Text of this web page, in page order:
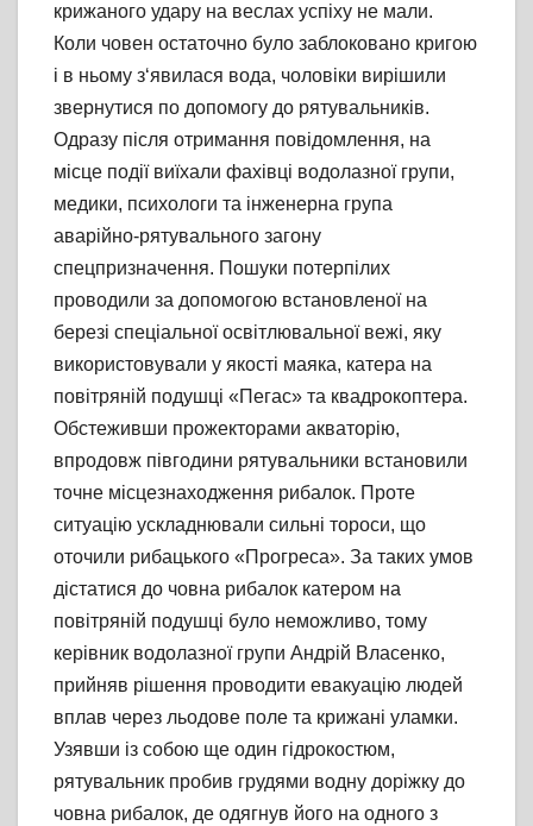
крижаного удару на веслах успіху не мали.
Коли човен остаточно було заблоковано кригою
і в ньому з‘явилася вода, чоловіки вирішили
звернутися по допомогу до рятувальників.
Одразу після отримання повідомлення, на
місце події виїхали фахівці водолазної групи,
медики, психологи та інженерна група
аварійно-рятувального загону
спецпризначення. Пошуки потерпілих
проводили за допомогою встановленої на
березі спеціальної освітлювальної вежі, яку
використовували у якості маяка, катера на
повітряній подушці «Пегас» та квадрокоптера.
Обстеживши прожекторами акваторію,
впродовж півгодини рятувальники встановили
точне місцезнаходження рибалок. Проте
ситуацію ускладнювали сильні тороси, що
оточили рибацького «Прогреса». За таких умов
дістатися до човна рибалок катером на
повітряній подушці було неможливо, тому
керівник водолазної групи Андрій Власенко,
прийняв рішення проводити евакуацію людей
вплав через льодове поле та крижані уламки.
Узявши із собою ще один гідрокостюм,
рятувальник пробив грудями водну доріжку до
човна рибалок, де одягнув його на одного з